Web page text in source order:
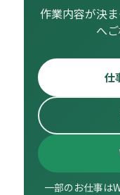
作業内容が決
へ
仕
一部のお仕事は